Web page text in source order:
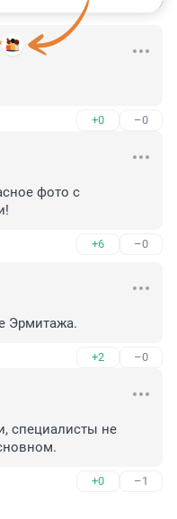
+0 –0
фото с
+6 –0
Эрмитажа.
+2 –0
специалисты не
+0 –1